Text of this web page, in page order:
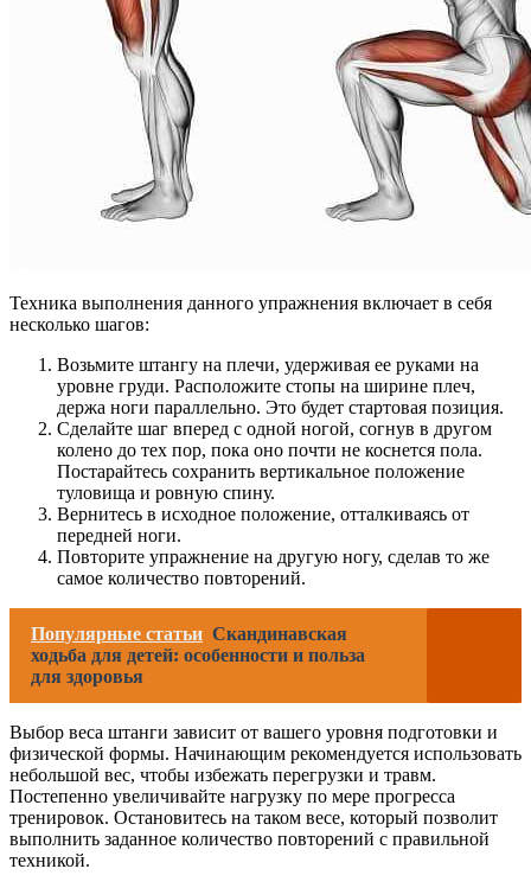
Техника выполнения данного упражнения включает в себя
несколько шагов:
Возьмите штангу на плечи, удерживая ее руками на
уровне груди. Расположите стопы на ширине плеч,
держа ноги параллельно. Это будет стартовая позиция.
Сделайте шаг вперед с одной ногой, согнув в другом
колено до тех пор, пока оно почти не коснется пола.
Постарайтесь сохранить вертикальное положение
туловища и ровную спину.
Вернитесь в исходное положение, отталкиваясь от
передней ноги.
Повторите упражнение на другую ногу, сделав то же
самое количество повторений.
Популярные статьи Скандинавская
ходьба для детей: особенности и польза
для здоровья
Выбор веса штанги зависит от вашего уровня подготовки и
физической формы. Начинающим рекомендуется использовать
небольшой вес, чтобы избежать перегрузки и травм.
Постепенно увеличивайте нагрузку по мере прогресса
тренировок. Остановитесь на таком весе, который позволит
выполнить заданное количество повторений с правильной
техникой.